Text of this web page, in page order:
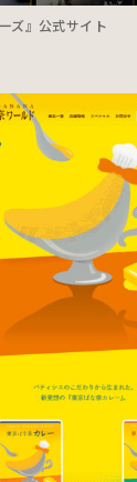
ズ』公式サイト